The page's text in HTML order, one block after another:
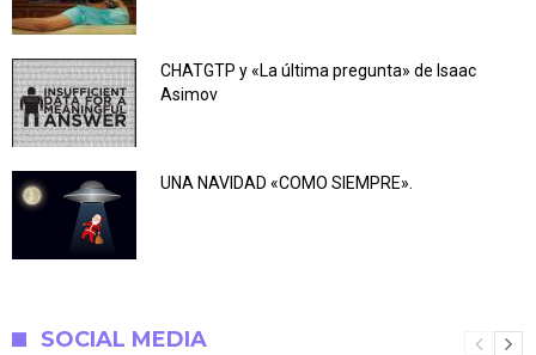
CHATGTP y «La última pregunta» de Isaac
Asimov
UNA NAVIDAD «COMO SIEMPRE».
SOCIAL MEDIA